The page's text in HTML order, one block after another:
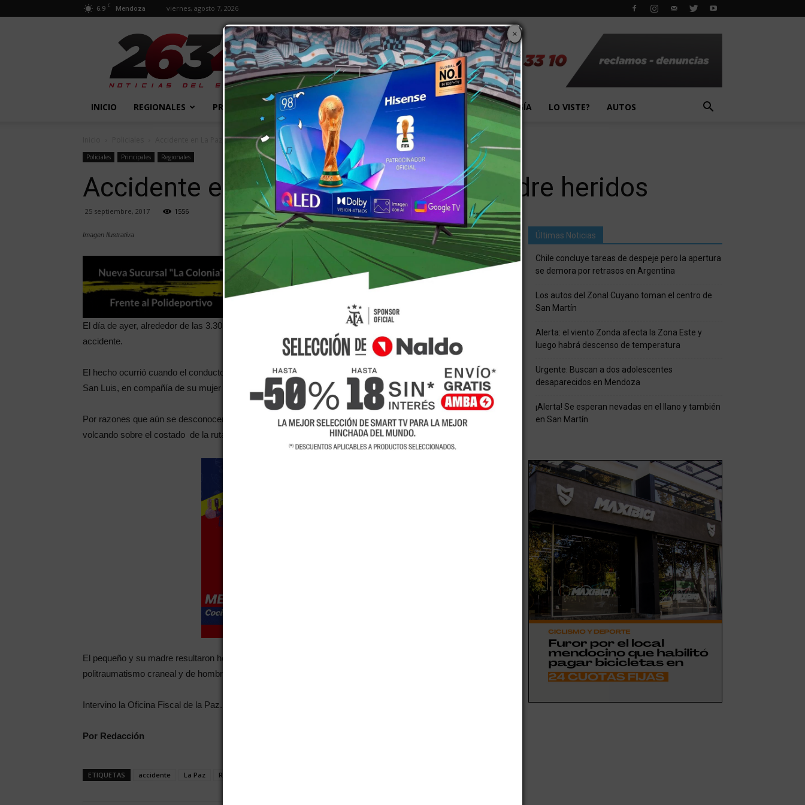
6.9 C Mendoza viernes, agosto 7, 2026
2634
Diario
INICIO REGIONALES PROVINCIALES EXTRA! MUNDO PAÍS EVENTOS TECNOLOGÍA LO VISTE? AUTOS
Accidente en La Paz, un niño y su madre heridos
Policiales Principales Regionales
Accidente en La Paz, un niño y su madre heridos
25 septiembre, 2017 1556
Imagen Ilustrativa
El día de ayer, alrededor de las 3.30, en la ruta Nacional 7 del departamento de La Paz se produjo un
accidente.
El hecho ocurrió cuando el conductor de una camioneta Peugeot Partner se dirigía hacia la provincia de
San Luis, en compañía de su mujer y su hijo de siete años.
Por razones que aún se desconocen, perdió el control del vehículo, comenzó a dar tumbos y terminó
volcando sobre el costado de la ruta.
El pequeño y su madre resultaron heridos y fueron traslados al Hospital local. El niño sufrió
politraumatismo craneal y de hombro, y su madre, politraumatismos varios.
Intervino la Oficina Fiscal de la Paz.
Por Redacción
×
ETIQUETAS accidente La Paz Ruta 7
Últimas Noticias
Chile concluye tareas de despeje pero la apertura
se demora por retrasos en Argentina
Los autos del Zonal Cuyano toman el centro de
San Martín
Alerta: el viento Zonda afecta la Zona Este y
luego habrá descenso de temperatura
Urgente: Buscan a dos adolescentes
desaparecidos en Mendoza
¡Alerta! Se esperan nevadas en el llano y también
en San Martín